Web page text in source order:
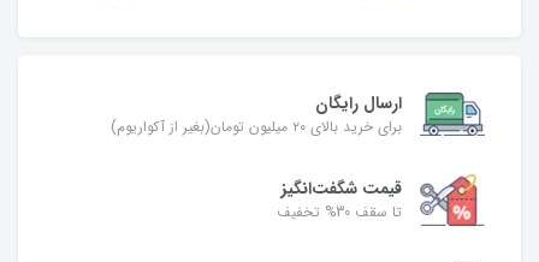
ارسال رایگان
برای خرید بالای ۲۰ میلیون تومان(بغیر از آکواریوم)
قیمت شگفت‌انگیز
تا سقف 30% تخفیف